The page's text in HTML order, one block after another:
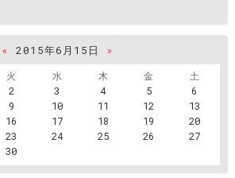
« 2015年6月15日
»
火 水 木 金
土
2 3 4 5
6
9 10 11 12
13
16 17 18 19
20
23 24 25 26
27
30